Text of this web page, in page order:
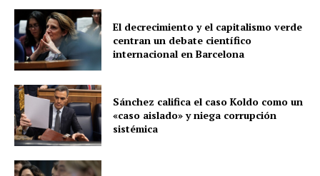
El decrecimiento y el capitalismo verde
centran un debate científico
internacional en Barcelona
Sánchez califica el caso Koldo como un
«caso aislado» y niega corrupción
sistémica